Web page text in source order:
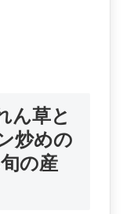
ん草と
炒めの
の産